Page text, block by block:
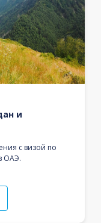
и
с визой по
ОАЭ.